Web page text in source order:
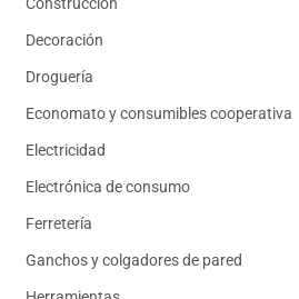
Decoración
Droguería
Economato y consumibles cooperativa
Electricidad
Electrónica de consumo
Ferretería
Ganchos y colgadores de pared